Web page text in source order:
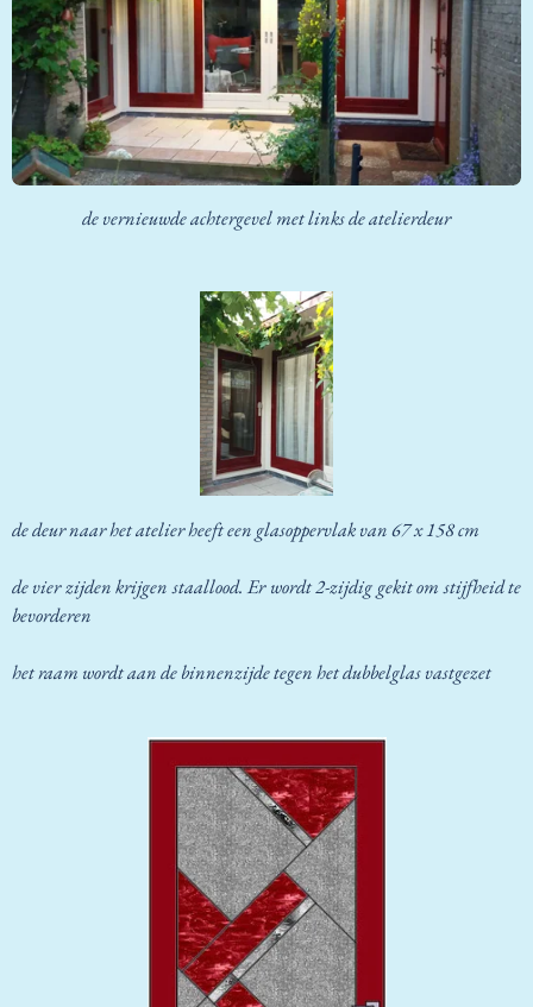
de vernieuwde achtergevel met links de atelierdeur
de deur naar het atelier heeft een glasoppervlak van 67 x 158 cm
de vier zijden krijgen staallood. Er wordt 2-zijdig gekit om stijfheid te
bevorderen
het raam wordt aan de binnenzijde tegen het dubbelglas vastgezet